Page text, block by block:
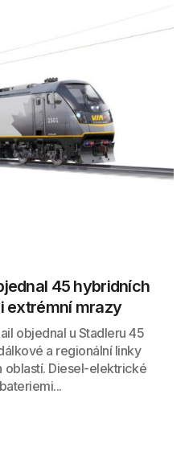
45 hybridních
extrémní mrazy
objednal u Stadleru 45
a regionální linky
Diesel-elektrické